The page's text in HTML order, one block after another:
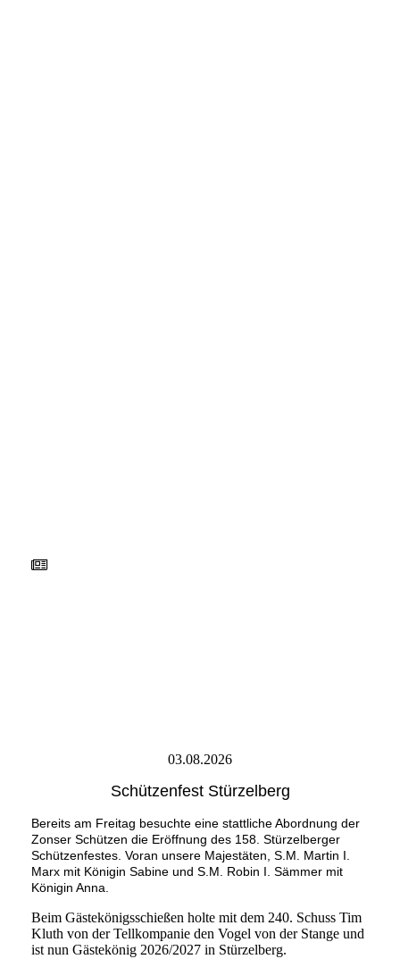
03.08.2026
Schützenfest Stürzelberg
Bereits am Freitag besuchte eine stattliche Abordnung der
Zonser Schützen die Eröffnung des 158. Stürzelberger
Schützenfestes. Voran unsere Majestäten, S.M. Martin I.
Marx mit Königin Sabine und S.M. Robin I. Sämmer mit
Königin Anna.
Beim Gästekönigsschießen holte mit dem 240. Schuss Tim
Kluth von der Tellkompanie den Vogel von der Stange und
ist nun Gästekönig 2026/2027 in Stürzelberg.